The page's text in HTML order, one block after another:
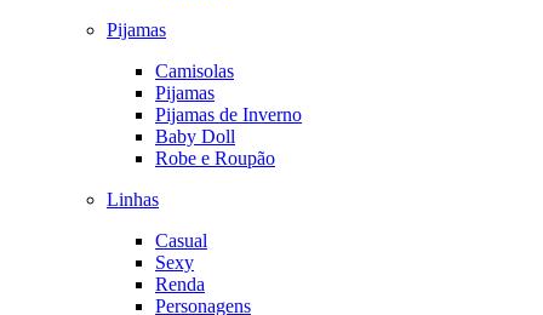
Pijamas
Camisolas
Pijamas
Pijamas de Inverno
Baby Doll
Robe e Roupão
Linhas
Casual
Sexy
Renda
Personagens